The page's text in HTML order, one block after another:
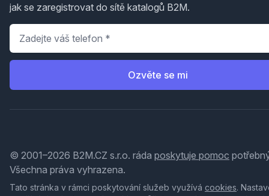
jak se zaregistrovat do sítě katalogů B2M.
Telefon
Ozvěte se mi
© 2001–2026 B2M.CZ s.r.o. ráda poskytuje pomoc
Všechna práva vyhrazena.
Tato stránka v rámci poskytování služeb využívá cookies.